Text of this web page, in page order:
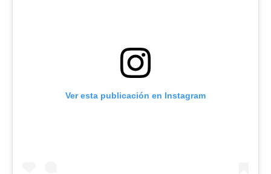
Ver esta publicación en Instagram